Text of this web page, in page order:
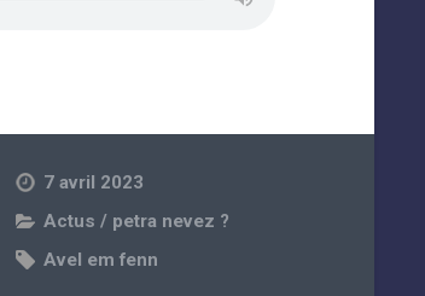
7 avril 2023
Actus / petra nevez ?
Avel em fenn